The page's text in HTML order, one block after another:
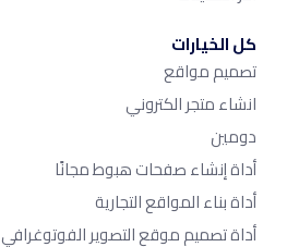
كل الخيارات
تصميم مواقع
انشاء متجر الكتروني
دومين
أداة إنشاء صفحات هبوط مجانًا
أداة بناء المواقع التجارية
أداة تصميم موقع التصوير الفوتوغرافي